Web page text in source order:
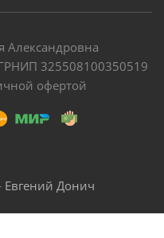
Александровна
325508100350519
офертой
Евгений Донич